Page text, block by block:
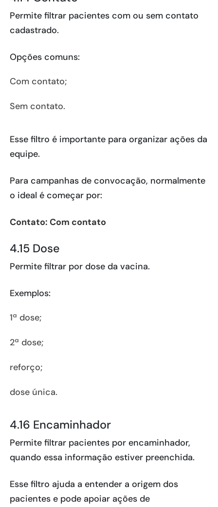
Permite filtrar pacientes com ou sem contato
cadastrado.
Opções comuns:
Com contato;
Sem contato.
Esse filtro é importante para organizar ações da
equipe.
Para campanhas de convocação, normalmente
o ideal é começar por:
Contato: Com contato
4.15 Dose
Permite filtrar por dose da vacina.
Exemplos:
1ª dose;
2ª dose;
reforço;
dose única.
4.16 Encaminhador
Permite filtrar pacientes por encaminhador,
quando essa informação estiver preenchida.
Esse filtro ajuda a entender a origem dos
pacientes e pode apoiar ações de